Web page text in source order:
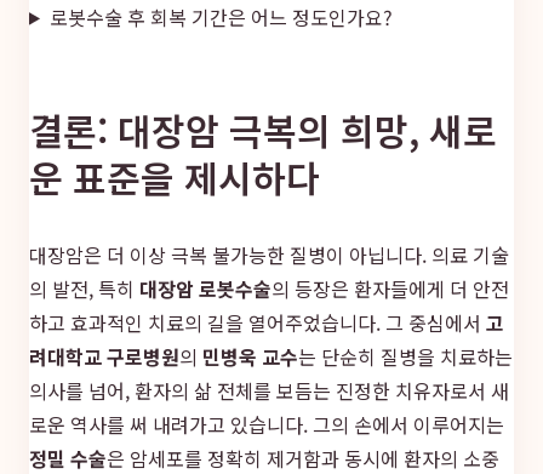
로봇수술 후 회복 기간은 어느 정도인가요?
결론: 대장암 극복의 희망, 새로
운 표준을 제시하다
대장암은 더 이상 극복 불가능한 질병이 아닙니다. 의료 기술
의 발전, 특히 대장암 로봇수술의 등장은 환자들에게 더 안전
하고 효과적인 치료의 길을 열어주었습니다. 그 중심에서 고
려대학교 구로병원의 민병욱 교수는 단순히 질병을 치료하는
의사를 넘어, 환자의 삶 전체를 보듬는 진정한 치유자로서 새
로운 역사를 써 내려가고 있습니다. 그의 손에서 이루어지는
정밀 수술은 암세포를 정확히 제거함과 동시에 환자의 소중